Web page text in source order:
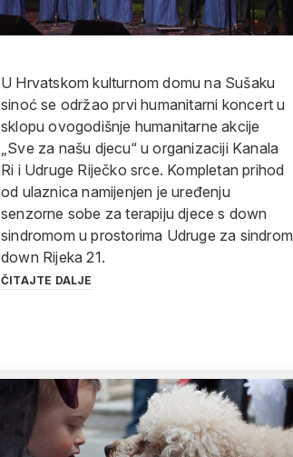
U Hrvatskom kulturnom domu na Sušaku
sinoć se održao prvi humanitarni koncert u
sklopu ovogodišnje humanitarne akcije
„Sve za našu djecu“ u organizaciji Kanala
Ri i Udruge Riječko srce. Kompletan prihod
od ulaznica namijenjen je uređenju
senzorne sobe za terapiju djece s down
sindromom u prostorima Udruge za sindrom
down Rijeka 21.
ČITAJTE DALJE